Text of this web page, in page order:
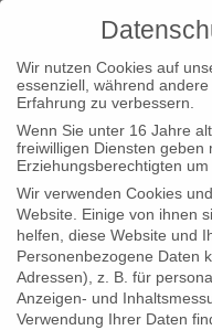
Landesparteitag
Pfalz
von Andreas Wolff|7.
Einladung zum
Deutschland Rheinland-
Rheinland-Pfalz, ganz
Landesparteitag ein. Der
Wir nutzen Cookies auf
essenziell, während
Erfahrung zu verbessern.
Wenn Sie unter 16 Jahre
freiwilligen Diensten geben
Erziehungsberechtigten um
Wir verwenden Cookies
Website. Einige von ihnen
helfen, diese Website und
Personenbezogene Daten
Adressen), z. B. für
Anzeigen- und
Verwendung Ihrer Daten